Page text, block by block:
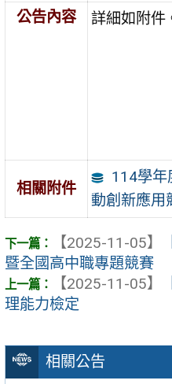
相關公告
公告內容
詳細如附件
相關附件
114學年
動創新應用
【2025-11-05】
暨全國高中職專題競賽
【2025-11-05】
理能力檢定